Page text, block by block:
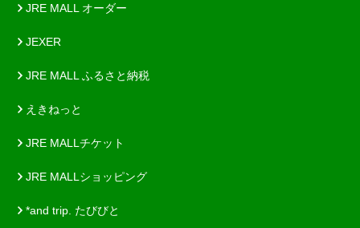
JRE MALL オーダー
JEXER
JRE MALL ふるさと納税
えきねっと
JRE MALLチケット
JRE MALLショッピング
*and trip. たびびと